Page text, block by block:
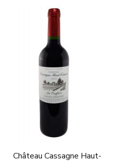
a
variations.
Les
options
peuvent
choisies
la
Château Cassagne Haut-